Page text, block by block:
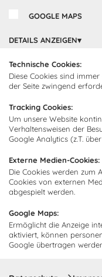
GOOGLE MAPS
DETAILS ANZEIGEN
Technische Cookies:
Diese Cookies sind
der Seite zwingend
Tracking Cookies:
Um unsere Website
Verhaltensweisen der
Google Analytics (z.T.
Externe Medien-Cookies:
Die Cookies werden zum
Cookies von externen
abgespielt werden.
Google Maps:
Ermöglicht die Anzeige
aktiviert, können
Google übertragen
Über Cocooning24
Über uns
Impressum
Kontakt
Kundendienst
Montage
Zahlarten
Newsletter
Abonnieren Sie
Newsletter und
Neuigkeiten und
Ich bin damit
per E-Mail-
Diese Einwilligung
sind in der